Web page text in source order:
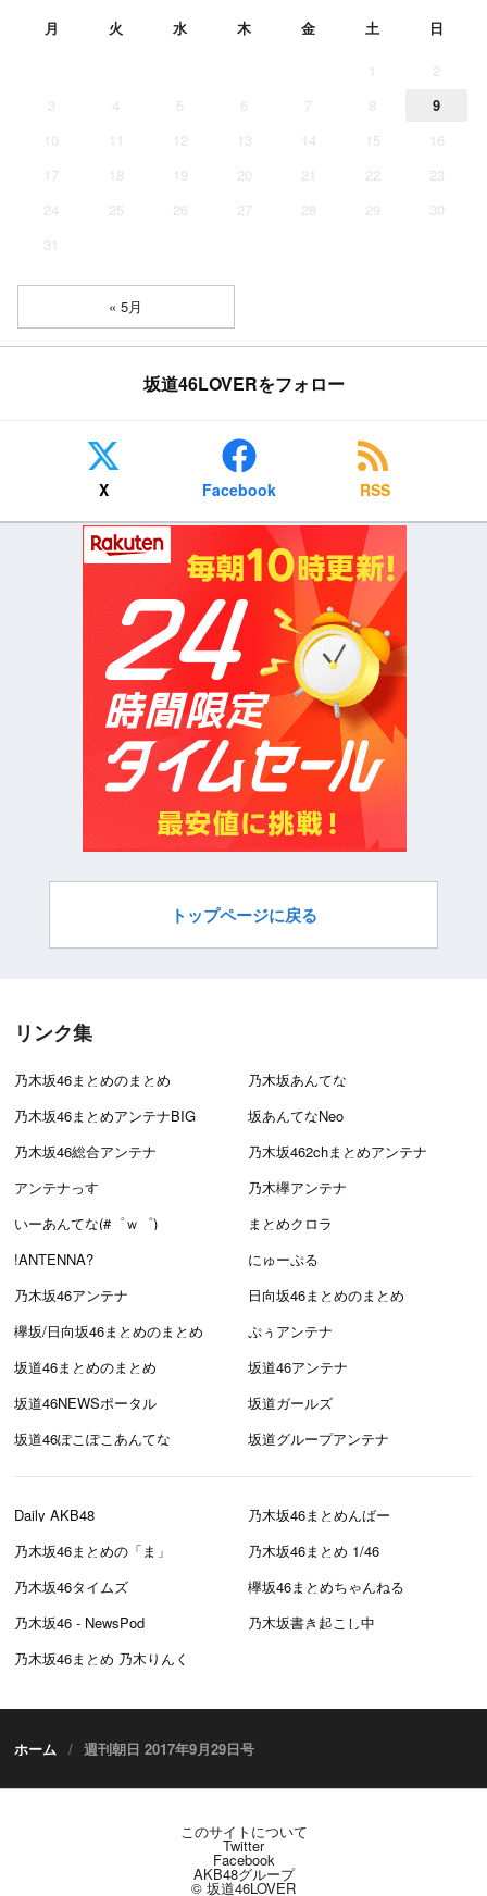
月 火 水 木 金 土 日
1
2
3
4 5 6 7 8
9
10
11 12 13 14 15
16
17
18 19 20 21 22
23
24
25 26 27 28 29
30
31
« 5月
坂道46LOVERをフォロー
X Facebook RSS
トップページに戻る
リンク集
乃木坂46まとめのまとめ
乃木坂あんてな
乃木坂46まとめアンテナBIG
坂あんてなNeo
乃木坂46総合アンテナ
乃木坂462chまとめアンテナ
アンテナっす
乃木欅アンテナ
いーあんてな(#゜ｗ゜)
まとめクロラ
!ANTENNA?
にゅーぷる
乃木坂46アンテナ
日向坂46まとめのまとめ
欅坂/日向坂46まとめのまとめ
ぷぅアンテナ
坂道46まとめのまとめ
坂道46アンテナ
坂道46NEWSポータル
坂道ガールズ
坂道46ぽこぽこあんてな
坂道グループアンテナ
Daily AKB48
乃木坂46まとめんばー
乃木坂46まとめの「ま」
乃木坂46まとめ 1/46
乃木坂46タイムズ
欅坂46まとめちゃんねる
乃木坂46 - NewsPod
乃木坂書き起こし中
乃木坂46まとめ 乃木りんく
ホーム 週刊朝日 2017年9月29日号
このサイトについて
Twitter
Facebook
AKB48グループ
© 坂道46LOVER